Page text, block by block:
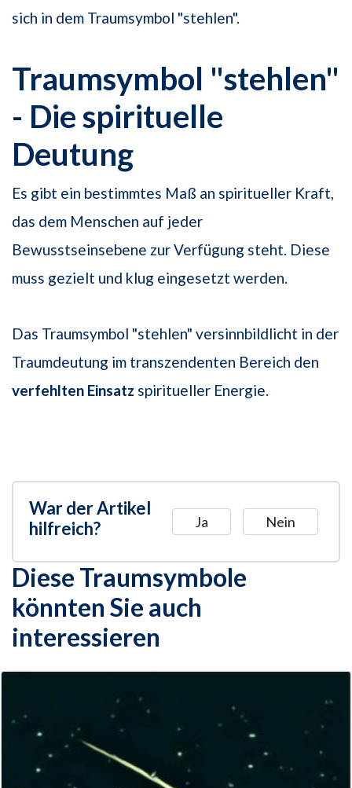
sich in dem Traumsymbol "stehlen".
Traumsymbol "stehlen"
- Die spirituelle
Deutung
Es gibt ein bestimmtes Maß an spiritueller Kraft,
das dem Menschen auf jeder
Bewusstseinsebene zur Verfügung steht. Diese
muss gezielt und klug eingesetzt werden.
Das Traumsymbol "stehlen" versinnbildlicht in der
Traumdeutung im transzendenten Bereich den
verfehlten Einsatz spiritueller Energie.
War der Artikel
hilfreich?
Ja Nein
Diese Traumsymbole
könnten Sie auch
interessieren